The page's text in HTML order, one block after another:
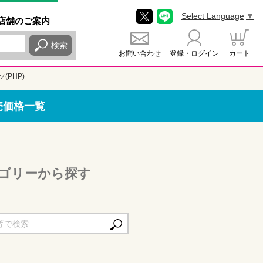
舗のご案内
検索
お問い合わせ 登録・ログイン カート
Select Language ▼
(PHP)
価格一覧
リーから探す